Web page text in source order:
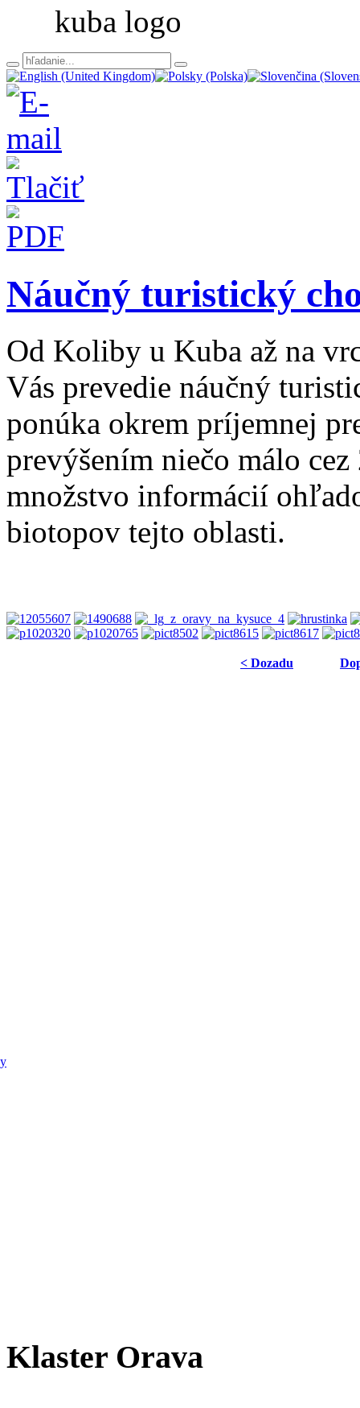
Náučný turistický
Od Koliby u Kuba až na
Vás prevedie náučný
ponúka okrem príjemnej
prevýšením niečo málo
množstvo informácií
biotopov tejto oblasti.
< Dozadu
Klaster Orava